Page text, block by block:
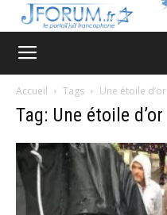
Accueil Tags Une étoile d’or
Tag: Une étoile d’or